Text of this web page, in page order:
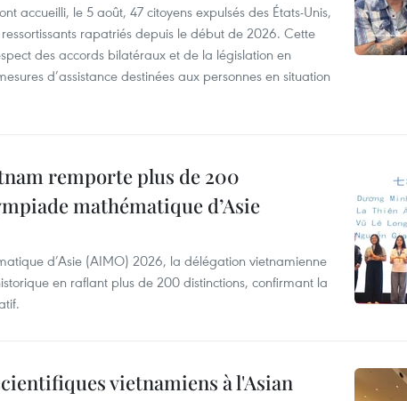
accueilli, le 5 août, 47 citoyens expulsés des États-Unis,
rapatriés depuis le début de 2026. Cette
des accords bilatéraux et de la législation en
d’assistance destinées aux personnes en situation
remporte plus de 200
mathématique d’Asie
d’Asie (AIMO) 2026, la délégation vietnamienne
en raflant plus de 200 distinctions, confirmant la
vietnamiens à l'Asian